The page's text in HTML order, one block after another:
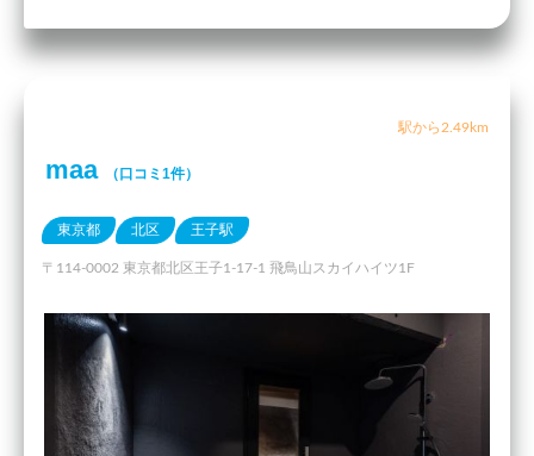
駅から2.49km
maa （口コミ1件）
東京都 北区 王子駅
〒114-0002 東京都北区王子1-17-1 飛鳥山スカイハイツ1F